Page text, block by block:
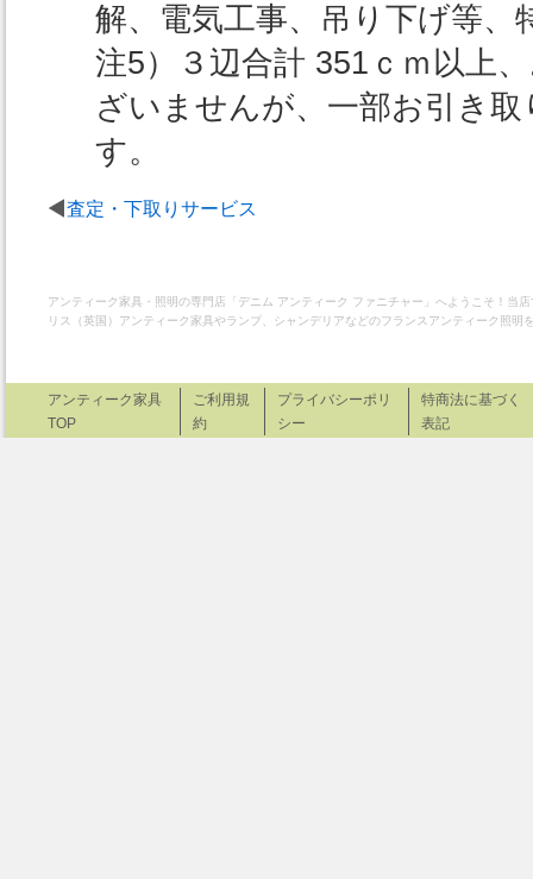
解、電気工事、吊り下げ等
注5）３辺合計 351ｃｍ以上
ざいませんが、一部お引き
す。
査定・下取りサービス
アンティーク家具・照明の専門店「デニム アンティーク ファニチャー」へようこそ！当
リス（英国）アンティーク家具やランプ、シャンデリアなどのフランスアンティーク照明
アンティーク家具
TOP
ご利用規
約
プライバシーポリ
シー
特商法に基づく
表記